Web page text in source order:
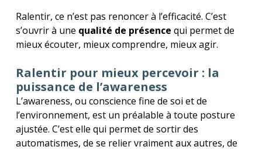
Ralentir, ce n’est pas renoncer à l’efficacité. C’est
s’ouvrir à une qualité de présence qui permet de
mieux écouter, mieux comprendre, mieux agir.
Ralentir pour mieux percevoir : la
puissance de l’awareness
L’awareness, ou conscience fine de soi et de
l’environnement, est un préalable à toute posture
ajustée. C’est elle qui permet de sortir des
automatismes, de se relier vraiment aux autres, de